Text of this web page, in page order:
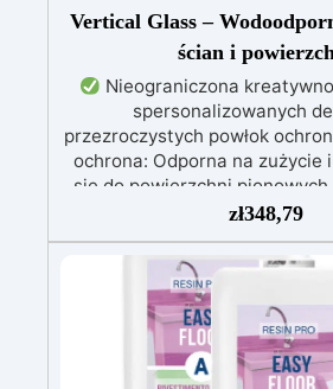
Vertical Glass –
ścian i
Nieograniczona
spersonalizowanych
przezroczystych powłok
ochrona: Odporna na zużycie
się do powierzchni pionowych
Błyszcząca i naprawcza:
zapewnia gładką, lśniącą
chronioną przed infiltracją.
barwienia: Kompatybilna z
metalicznymi proszkami dla
kolorystycznych.
Łatwa
Bezrozpuszczalnikowa i
zł348,79